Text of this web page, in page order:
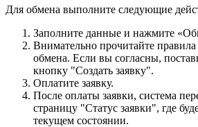
Для обмена выполните следующие
Заполните данные и нажмите
Внимательно прочитайте правила
обмена. Если вы согласны,
кнопку "Создать заявку".
Оплатите заявку.
После оплаты заявки, система
страницу "Статус заявки", где
текущем состоянии.